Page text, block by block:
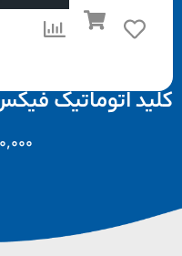
4,220,000